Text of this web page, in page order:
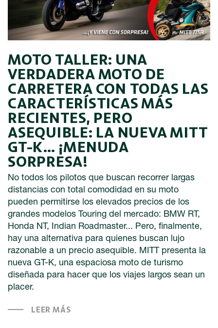
MOTO TALLER: UNA
VERDADERA MOTO DE
CARRETERA CON TODAS LAS
CARACTERÍSTICAS MÁS
RECIENTES, PERO
ASEQUIBLE: LA NUEVA MITT
GT-K… ¡MENUDA
SORPRESA!
No todos los pilotos que buscan recorrer largas
distancias con total comodidad en su moto
pueden permitirse los elevados precios de los
grandes modelos Touring del mercado: BMW RT,
Honda NT, Indian Roadmaster... Pero, finalmente,
hay una alternativa para quienes buscan lujo
razonable a un precio asequible. MITT presenta la
nueva GT-K, una espaciosa moto de turismo
diseñada para hacer que los viajes largos sean un
placer.
LEER MÁS